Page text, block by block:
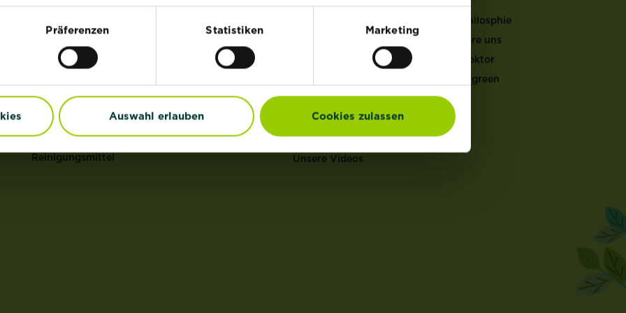
Präferenzen Statistiken Marketing
Auswahl erlauben Cookies zulassen
Erden
Grundstoffe
Unkraut
Schädlinge
Reinigungsmittel
®
Anzucht & Pflege
Erden Rechner
Mulch Rechner
Rasen Coach
Unsere Videos
Unsere Philosphie
Kontaktiere uns
Garten Doktor
Mein Evergreen